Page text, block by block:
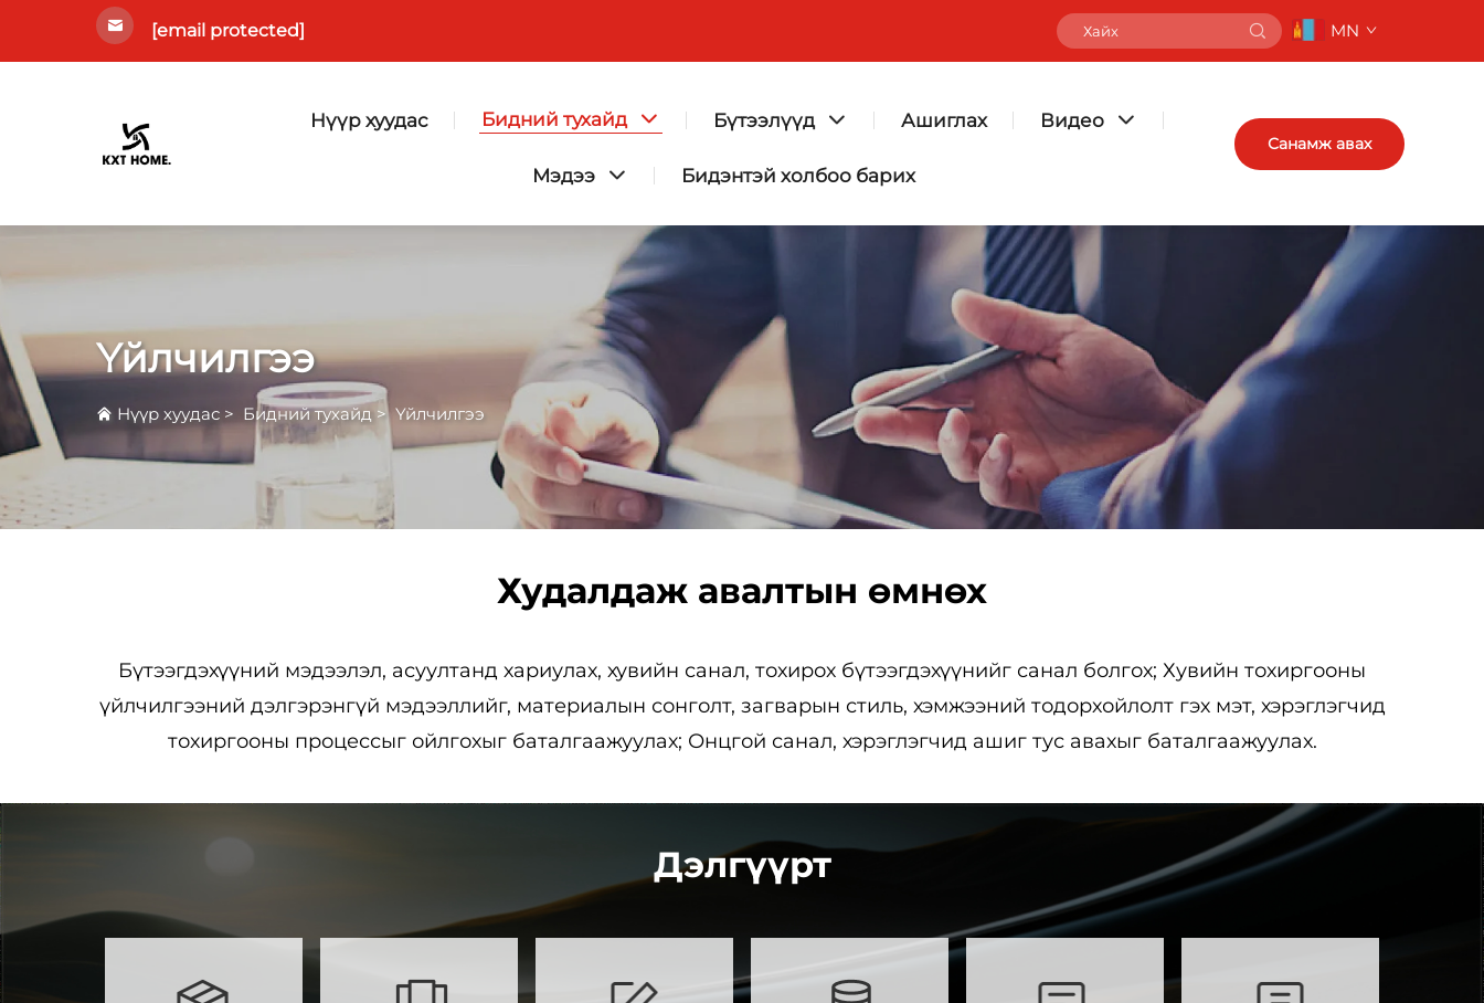
[email protected] MN
Нүүр хуудас Бидний тухайд Бүтээлүүд Ашиглах Видео
Мэдээ Бидэнтэй холбоо барих
Санамж авах
Үйлчилгээ
Нүүр хуудас > Бидний тухайд > Үйлчилгээ
Худалдаж авалтын өмнөх
Бүтээгдэхүүний мэдээлэл, асуултанд хариулах, хувийн санал, тохирох бүтээгдэхүүнийг санал болгох; Хувийн тохиргооны
үйлчилгээний дэлгэрэнгүй мэдээллийг, материалын сонголт, загварын стиль, хэмжээний тодорхойлолт гэх мэт, хэрэглэгчид
тохиргооны процессыг ойлгохыг баталгаажуулах; Онцгой санал, хэрэглэгчид ашиг тус авахыг баталгаажуулах.
Дэлгүүрт